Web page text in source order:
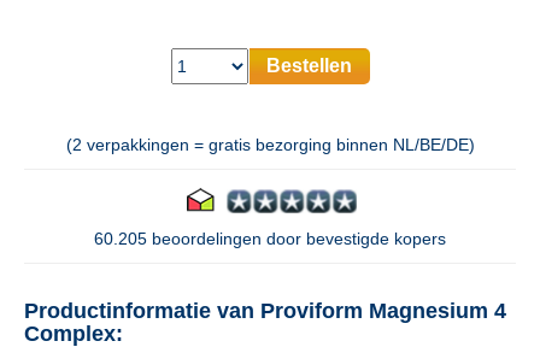
Bestellen
(2 verpakkingen = gratis bezorging binnen NL/BE/DE)
60.205 beoordelingen door bevestigde kopers
Productinformatie van Proviform Magnesium 4
Complex: